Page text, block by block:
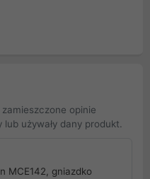
opinie
używały dany produkt.
MCE142, gniazdko